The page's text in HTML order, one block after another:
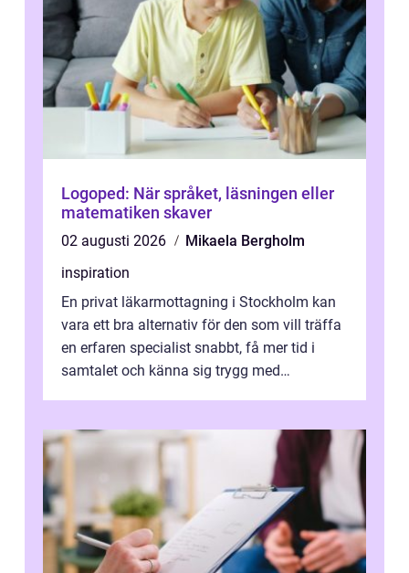
Logoped: När språket, läsningen eller
matematiken skaver
02 augusti 2026
Mikaela Bergholm
inspiration
En privat läkarmottagning i Stockholm kan
vara ett bra alternativ för den som vill träffa
en erfaren specialist snabbt, få mer tid i
samtalet och känna sig trygg med